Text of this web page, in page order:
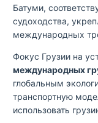
Батуми,
судоходства,
международных
Фокус Грузии на
международных
глобальным
транспортную
использовать